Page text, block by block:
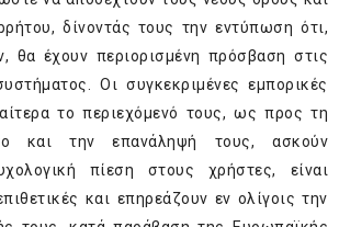
δίνοντάς τους την εντύπωση ότι,
θα έχουν περιορισμένη πρόσβαση στις
Οι συγκεκριμένες εμπορικές
το περιεχόμενό τους, ως προς τη
και την επανάληψή τους, ασκούν
πίεση στους χρήστες, είναι
και επηρεάζουν εν ολίγοις την